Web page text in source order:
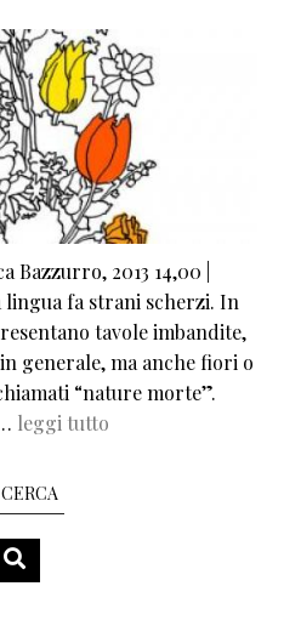
Bazzurro, 2013 14,00 |
lingua fa strani scherzi. In
tavole imbandite,
generale, ma anche fiori o
“nature morte”.
leggi tutto
CERCA
SEARCH